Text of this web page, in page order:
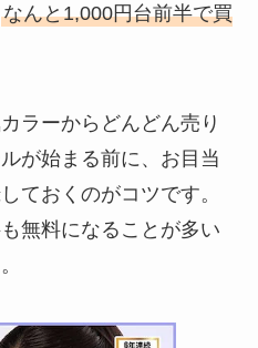
なんと1,000円台前半で買
ラーからどんどん売り
が始まる前に、お目当
ておくのがコツです。
無料になることが多い